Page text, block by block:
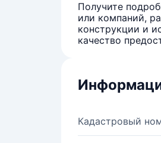
Получите
или компаний,
конструкции и
качество
Кадастровый